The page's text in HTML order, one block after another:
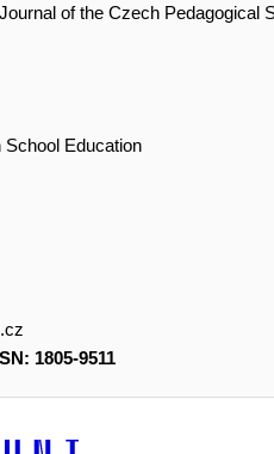
of the Czech Pedagogical
School Education
1805-9511